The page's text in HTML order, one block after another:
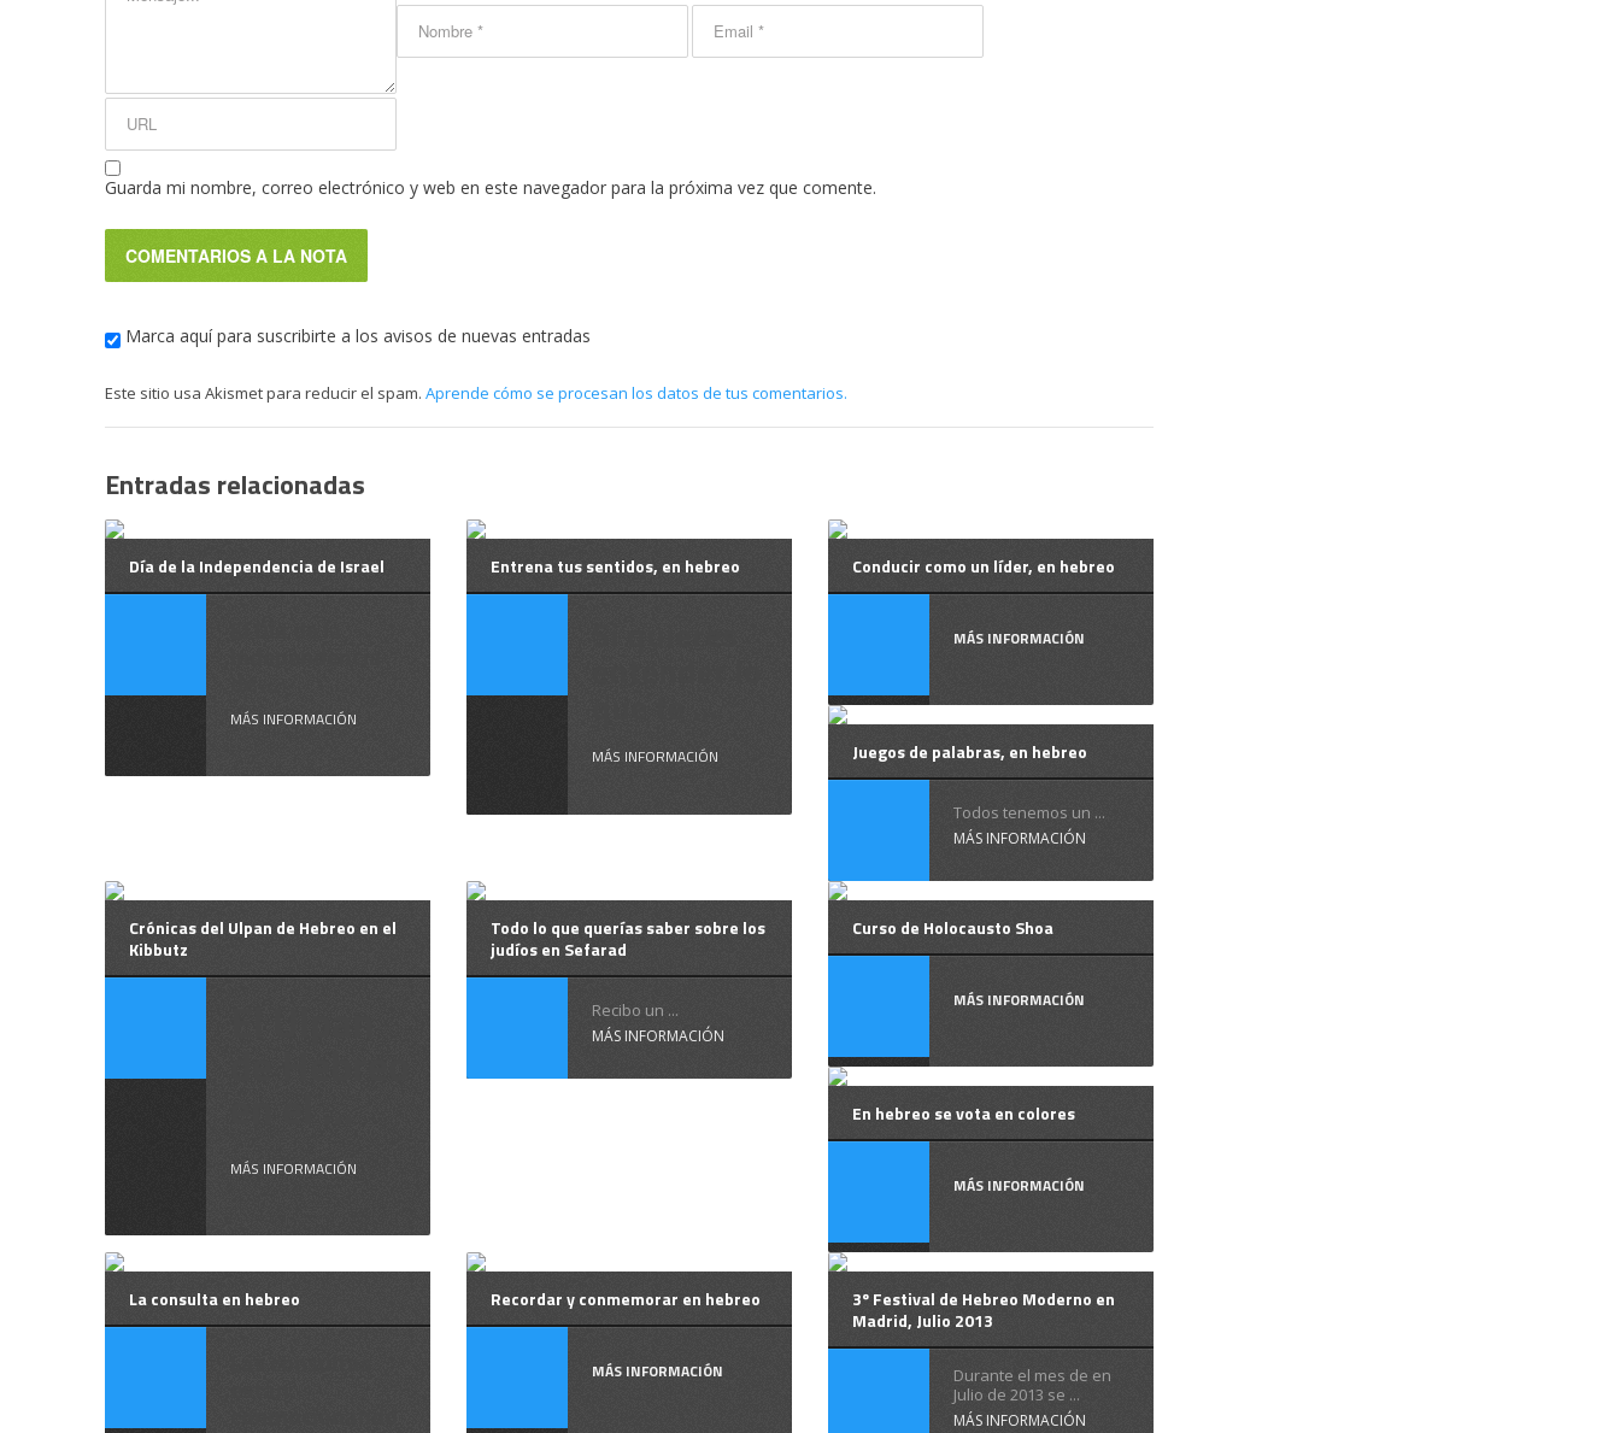
Guarda mi nombre, correo electrónico y web en este navegador para la próxima vez que comente.
Marca aquí para suscribirte a los avisos de nuevas entradas
Este sitio usa Akismet para reducir el spam. Aprende cómo se procesan los datos de tus comentarios.
Entradas relacionadas
Día de la Independencia de Israel
MÁS INFORMACIÓN
Entrena tus sentidos, en hebreo
MÁS INFORMACIÓN
Conducir como un líder, en hebreo
MÁS INFORMACIÓN
Juegos de palabras, en hebreo
Todos tenemos un ...
MÁS INFORMACIÓN
Crónicas del Ulpan de Hebreo en el
Kibbutz
MÁS INFORMACIÓN
Todo lo que querías saber sobre los
judíos en Sefarad
Recibo un ...
MÁS INFORMACIÓN
Curso de Holocausto Shoa
MÁS INFORMACIÓN
En hebreo se vota en colores
MÁS INFORMACIÓN
La consulta en hebreo Recordar y conmemorar en hebreo
MÁS INFORMACIÓN
3º Festival de Hebreo Moderno en
Madrid, Julio 2013
Durante el mes de en
Julio de 2013 se ...
MÁS INFORMACIÓN